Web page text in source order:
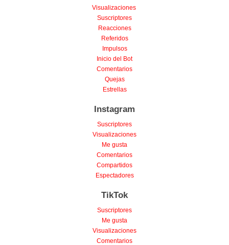
Visualizaciones
Suscriptores
Reacciones
Referidos
Impulsos
Inicio del Bot
Comentarios
Quejas
Estrellas
Instagram
Suscriptores
Visualizaciones
Me gusta
Comentarios
Compartidos
Espectadores
TikTok
Suscriptores
Me gusta
Visualizaciones
Comentarios